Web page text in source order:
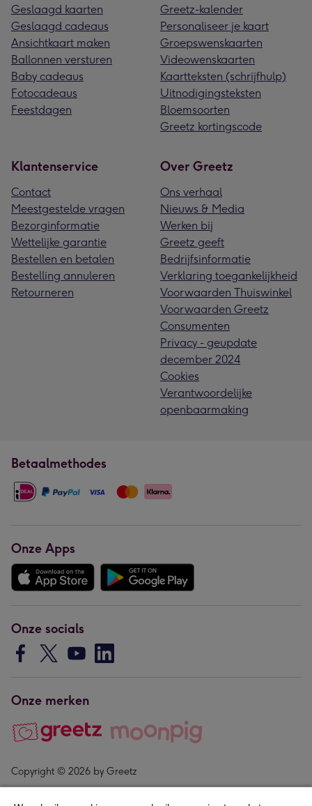
Geslaagd kaarten
Geslaagd cadeaus
Ansichtkaart maken
Ballonnen versturen
Baby cadeaus
Fotocadeaus
Feestdagen
Greetz-kalender
Personaliseer je kaart
Groepswenskaarten
Videowenskaarten
Kaartteksten (schrijfhulp)
Uitnodigingsteksten
Bloemsoorten
Greetz kortingscode
Klantenservice
Contact
Meestgestelde vragen
Bezorginformatie
Wettelijke garantie
Bestellen en betalen
Bestelling annuleren
Retourneren
Over Greetz
Ons verhaal
Nieuws & Media
Werken bij
Greetz geeft
Bedrijfsinformatie
Verklaring toegankelijkheid
Voorwaarden Thuiswinkel
Voorwaarden Greetz
Consumenten
Privacy - geupdate
december 2024
Cookies
Verantwoordelijke
openbaarmaking
Betaalmethodes
Onze Apps
Onze socials
Onze merken
Copyright © 2026 by Greetz